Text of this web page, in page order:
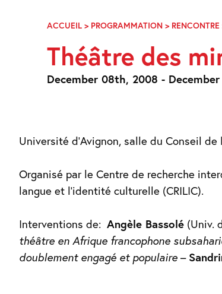
NavigationACCUEIL > PROGRAMMATION > RENCONTRE
Théâtre des
December 08th, 2008 -
Université d’Avignon, salle du Conseil de
Organisé par le Centre de recherche
langue et l’identité culturelle (CRILIC).
Interventions de: Angèle Bassolé (Univ.
théâtre en Afrique francophone
doublement engagé et populaire –